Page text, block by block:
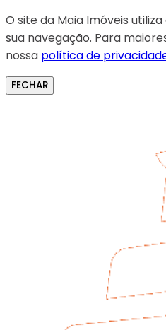
O site da Maia Imóveis
sua navegação. Para
nossa política de
FECHAR